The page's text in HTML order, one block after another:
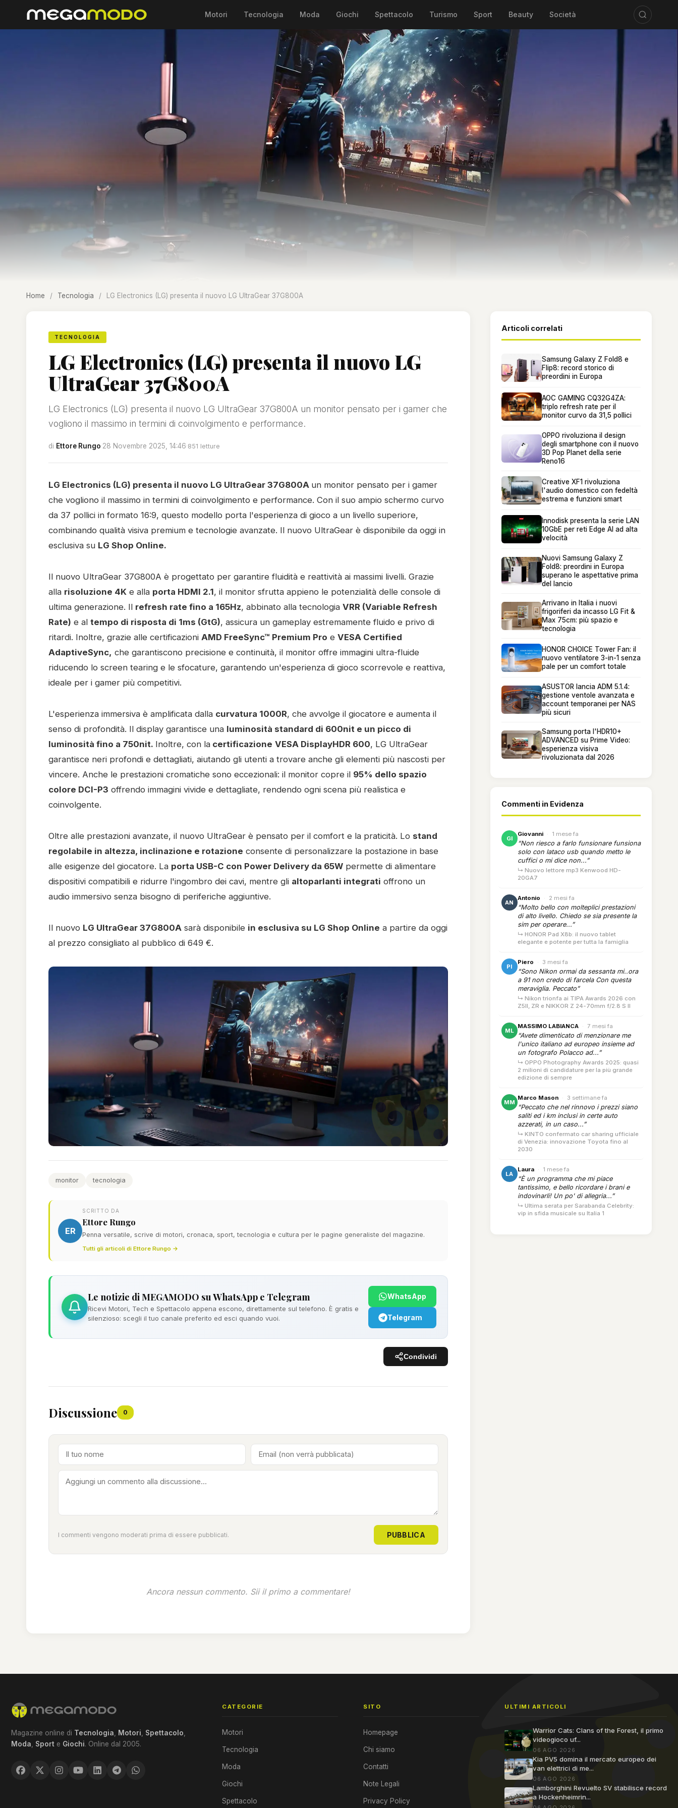
Motori Tecnologia Moda Giochi Spettacolo Turismo Sport Beauty Società
Home / Tecnologia / LG Electronics (LG) presenta il nuovo LG UltraGear 37G800A
TECNOLOGIA
LG Electronics (LG) presenta il nuovo LG
UltraGear 37G800A
LG Electronics (LG) presenta il nuovo LG UltraGear 37G800A un monitor pensato per i gamer che
vogliono il massimo in termini di coinvolgimento e performance.
di Ettore Rungo·28 Novembre 2025, 14:46·851 letture
LG Electronics (LG) presenta il nuovo LG UltraGear 37G800A un monitor pensato per i gamer
che vogliono il massimo in termini di coinvolgimento e performance. Con il suo ampio schermo curvo
da 37 pollici in formato 16:9, questo modello porta l'esperienza di gioco a un livello superiore,
combinando qualità visiva premium e tecnologie avanzate. Il nuovo UltraGear è disponibile da oggi in
esclusiva su LG Shop Online.
Il nuovo UltraGear 37G800A è progettato per garantire fluidità e reattività ai massimi livelli. Grazie
alla risoluzione 4K e alla porta HDMI 2.1, il monitor sfrutta appieno le potenzialità delle console di
ultima generazione. Il refresh rate fino a 165Hz, abbinato alla tecnologia VRR (Variable Refresh
Rate) e al tempo di risposta di 1ms (GtG), assicura un gameplay estremamente fluido e privo di
ritardi. Inoltre, grazie alle certificazioni AMD FreeSync™ Premium Pro e VESA Certified
AdaptiveSync, che garantiscono precisione e continuità, il monitor offre immagini ultra-fluide
riducendo lo screen tearing e le sfocature, garantendo un'esperienza di gioco scorrevole e reattiva,
ideale per i gamer più competitivi.
L'esperienza immersiva è amplificata dalla curvatura 1000R, che avvolge il giocatore e aumenta il
senso di profondità. Il display garantisce una luminosità standard di 600nit e un picco di
luminosità fino a 750nit. Inoltre, con la certificazione VESA DisplayHDR 600, LG UltraGear
garantisce neri profondi e dettagliati, aiutando gli utenti a trovare anche gli elementi più nascosti per
vincere. Anche le prestazioni cromatiche sono eccezionali: il monitor copre il 95% dello spazio
colore DCI-P3 offrendo immagini vivide e dettagliate, rendendo ogni scena più realistica e
coinvolgente.
Oltre alle prestazioni avanzate, il nuovo UltraGear è pensato per il comfort e la praticità. Lo stand
regolabile in altezza, inclinazione e rotazione consente di personalizzare la postazione in base
alle esigenze del giocatore. La porta USB-C con Power Delivery da 65W permette di alimentare
dispositivi compatibili e ridurre l'ingombro dei cavi, mentre gli altoparlanti integrati offrono un
audio immersivo senza bisogno di periferiche aggiuntive.
Il nuovo LG UltraGear 37G800A sarà disponibile in esclusiva su LG Shop Online a partire da oggi
al prezzo consigliato al pubblico di 649 €.
monitor tecnologia
ER
SCRITTO DA
Ettore Rungo
Penna versatile, scrive di motori, cronaca, sport, tecnologia e cultura per le pagine generaliste del magazine.
Tutti gli articoli di Ettore Rungo →
Le notizie di MEGAMODO su WhatsApp e Telegram
Ricevi Motori, Tech e Spettacolo appena escono, direttamente sul telefono. È gratis e
silenzioso: scegli il tuo canale preferito ed esci quando vuoi.
WhatsApp
Telegram
Condividi
Discussione 0
I commenti vengono moderati prima di essere pubblicati. PUBBLICA
Ancora nessun commento. Sii il primo a commentare!
Articoli correlati
Samsung Galaxy Z Fold8 e
Flip8: record storico di
preordini in Europa
AOC GAMING CQ32G4ZA:
triplo refresh rate per il
monitor curvo da 31,5 pollici
OPPO rivoluziona il design
degli smartphone con il nuovo
3D Pop Planet della serie
Reno16
Creative XF1 rivoluziona
l'audio domestico con fedeltà
estrema e funzioni smart
Innodisk presenta la serie LAN
10GbE per reti Edge AI ad alta
velocità
Nuovi Samsung Galaxy Z
Fold8: preordini in Europa
superano le aspettative prima
del lancio
Arrivano in Italia i nuovi
frigoriferi da incasso LG Fit &
Max 75cm: più spazio e
tecnologia
HONOR CHOICE Tower Fan: il
nuovo ventilatore 3-in-1 senza
pale per un comfort totale
ASUSTOR lancia ADM 5.1.4:
gestione ventole avanzata e
account temporanei per NAS
più sicuri
Samsung porta l'HDR10+
ADVANCED su Prime Video:
esperienza visiva
rivoluzionata dal 2026
Commenti in Evidenza
GI
Giovanni · 1 mese fa
“Non riesco a farlo funsionare funsiona
solo con lataco usb quando metto le
cuffici o mi dice non...”
↳ Nuovo lettore mp3 Kenwood HD-
20GA7
AN
Antonio · 2 mesi fa
“Molto bello con molteplici prestazioni
di alto livello. Chiedo se sia presente la
sim per operare...”
↳ HONOR Pad X8b: il nuovo tablet
elegante e potente per tutta la famiglia
PI
Piero · 3 mesi fa
“Sono Nikon ormai da sessanta mi..ora
a 91 non credo di farcela Con questa
meraviglia. Peccato”
↳ Nikon trionfa ai TIPA Awards 2026 con
Z5II, ZR e NIKKOR Z 24-70mm f/2.8 S II
ML
MASSIMO LABIANCA · 7 mesi fa
“Avete dimenticato di menzionare me
l'unico italiano ad europeo insieme ad
un fotografo Polacco ad...”
↳ OPPO Photography Awards 2025: quasi
2 milioni di candidature per la più grande
edizione di sempre
MM
Marco Mason · 3 settimane fa
“Peccato che nel rinnovo i prezzi siano
saliti ed i km inclusi in certe auto
azzerati, in un caso...”
↳ KINTO confermato car sharing ufficiale
di Venezia: innovazione Toyota fino al
2030
LA
Laura · 1 mese fa
“È un programma che mi piace
tantissimo, e bello ricordare i brani e
indovinarli! Un po' di allegria...”
↳ Ultima serata per Sarabanda Celebrity:
vip in sfida musicale su Italia 1
Magazine online di Tecnologia, Motori, Spettacolo,
Moda, Sport e Giochi. Online dal 2005.
CATEGORIE
Motori
Tecnologia
Moda
Giochi
Spettacolo
SITO
Homepage
Chi siamo
Contatti
Note Legali
Privacy Policy
ULTIMI ARTICOLI
Warrior Cats: Clans of the Forest, il primo
videogioco uf...
06 AGO 2026
Kia PV5 domina il mercato europeo dei
van elettrici di me...
06 AGO 2026
Lamborghini Revuelto SV stabilisce record
a Hockenheimrin...